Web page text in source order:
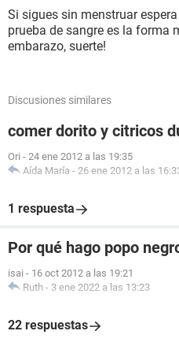
Si sigues sin menstruar
prueba de sangre es la forma
embarazo, suerte!
Discusiones similares
comer dorito y citricos
Ori - 24 ene 2012 a las 19:35
Aída María - 26 ene 2012 a las
1 respuesta
Por qué hago popo
isai - 16 oct 2012 a las 19:21
Ruth - 3 ene 2022 a las 13:23
22 respuestas